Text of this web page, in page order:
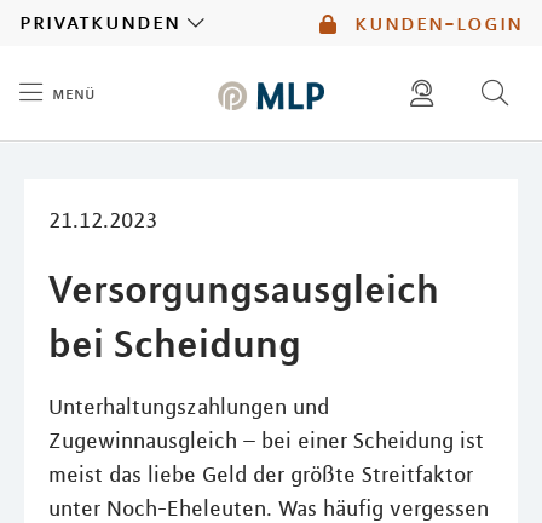
kunden-login
privatkunden
menü
21.12.2023
Versorgungsausgleich
bei Scheidung
Unterhaltungszahlungen und
Zugewinnausgleich – bei einer Scheidung ist
meist das liebe Geld der größte Streitfaktor
unter Noch-Eheleuten. Was häufig vergessen